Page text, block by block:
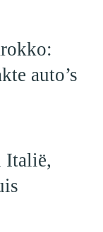
auto’s
Italië,